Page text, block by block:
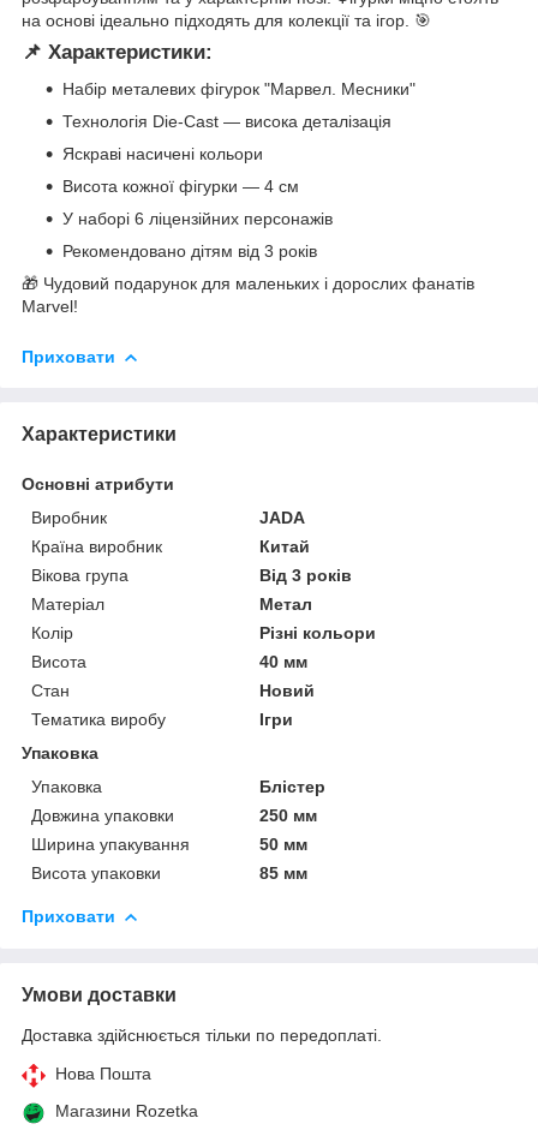
на основі ідеально підходять для колекції та ігор. 🎯
📌 Характеристики:
Набір металевих фігурок "Марвел. Месники"
Технологія Die-Cast — висока деталізація
Яскраві насичені кольори
Висота кожної фігурки — 4 см
У наборі 6 ліцензійних персонажів
Рекомендовано дітям від 3 років
🎁 Чудовий подарунок для маленьких і дорослих фанатів
Marvel!
Приховати
Характеристики
Основні атрибути
Виробник
JADA
Країна виробник
Китай
Вікова група
Від 3 років
Матеріал
Метал
Колір
Різні кольори
Висота
40 мм
Стан
Новий
Тематика виробу
Ігри
Упаковка
Упаковка
Блістер
Довжина упаковки
250 мм
Ширина упакування
50 мм
Висота упаковки
85 мм
Приховати
Умови доставки
Доставка здійснюється тільки по передоплаті.
Нова Пошта
Магазини Rozetka